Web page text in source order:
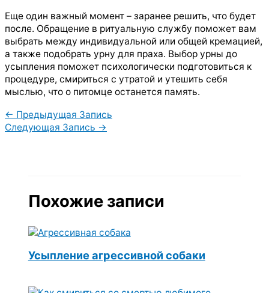
Еще один важный момент – заранее решить, что будет
после. Обращение в ритуальную службу поможет вам
выбрать между индивидуальной или общей кремацией,
а также подобрать урну для праха. Выбор урны до
усыпления поможет психологически подготовиться к
процедуре, смириться с утратой и утешить себя
мыслью, что о питомце останется память.
← Предыдущая Запись
Следующая Запись →
Похожие записи
Усыпление агрессивной собаки